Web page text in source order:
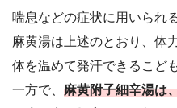
喘息などの症状に用いられ
麻黄湯は上述のとおり、体
体を温めて発汗できるこど
一方で、 麻黄附子細辛湯は